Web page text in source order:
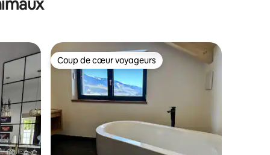
Coup de cœur voyageurs
Coup de cœur voyageurs